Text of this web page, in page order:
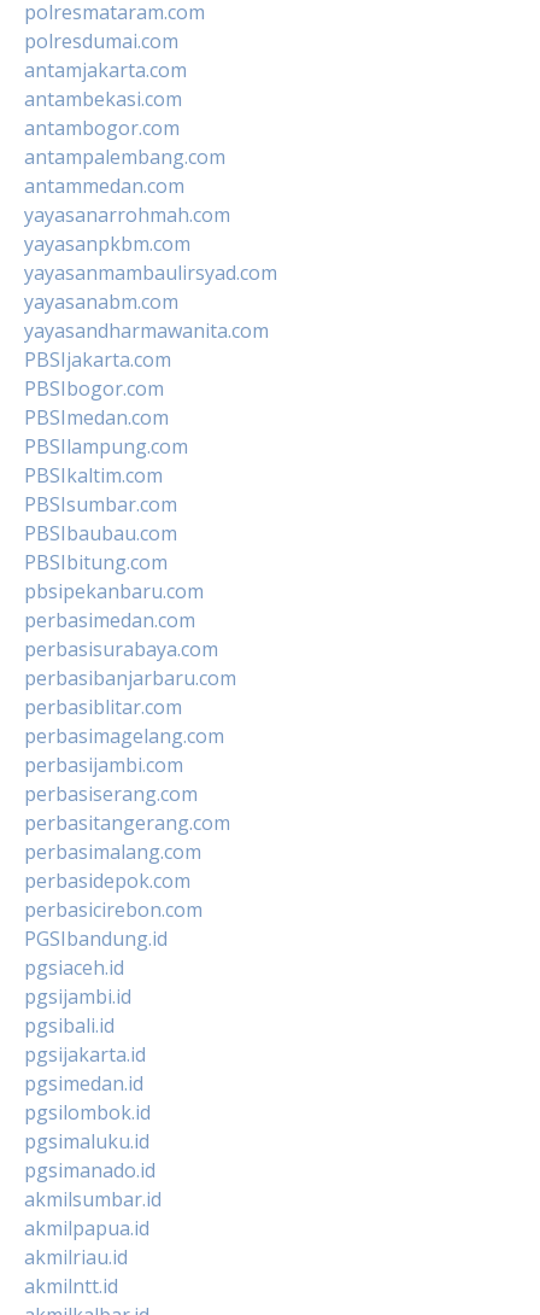
polresmataram.com
polresdumai.com
antamjakarta.com
antambekasi.com
antambogor.com
antampalembang.com
antammedan.com
yayasanarrohmah.com
yayasanpkbm.com
yayasanmambaulirsyad.com
yayasanabm.com
yayasandharmawanita.com
PBSIjakarta.com
PBSIbogor.com
PBSImedan.com
PBSIlampung.com
PBSIkaltim.com
PBSIsumbar.com
PBSIbaubau.com
PBSIbitung.com
pbsipekanbaru.com
perbasimedan.com
perbasisurabaya.com
perbasibanjarbaru.com
perbasiblitar.com
perbasimagelang.com
perbasijambi.com
perbasiserang.com
perbasitangerang.com
perbasimalang.com
perbasidepok.com
perbasicirebon.com
PGSIbandung.id
pgsiaceh.id
pgsijambi.id
pgsibali.id
pgsijakarta.id
pgsimedan.id
pgsilombok.id
pgsimaluku.id
pgsimanado.id
akmilsumbar.id
akmilpapua.id
akmilriau.id
akmilntt.id